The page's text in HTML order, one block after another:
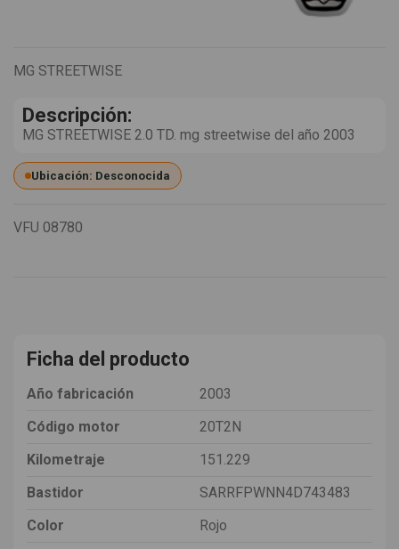
MG STREETWISE
Descripción:
MG STREETWISE 2.0 TD. mg streetwise del año 2003
Ubicación: Desconocida
VFU 08780
Ficha del producto
Año fabricación
2003
Código motor
20T2N
Kilometraje
151.229
Bastidor
SARRFPWNN4D743483
Color
Rojo